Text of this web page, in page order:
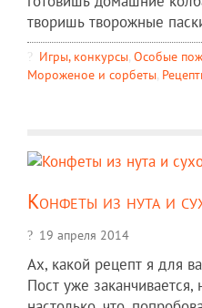
творишь творожные
Игры, конкурсы, Особые
Мороженое и сорбеты,
Конфеты из нута и
19 апреля 2014
Ах, какой рецепт я для
Пост уже